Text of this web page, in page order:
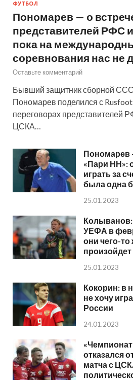
ФУТБОЛ
Пономарев — о
представителей РФС
пока на
соревнования нас не
Оставьте комментарий
Бывший защитник сборной
Пономарев поделился с
переговорах
ЦСКА…
Пономарев
«Пари НН»:
играть за
была одна
25.01.2023
УЕФА в
они чего-
25.01.2023
Кокорин: в
не хочу
России
24.01.2023
отказался
матча с